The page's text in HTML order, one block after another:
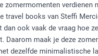
zomermomenten verdienen
travel books van Steffi
dan ook vaak de vraag hoe
Daarom maak je deze
dezelfde minimalistische